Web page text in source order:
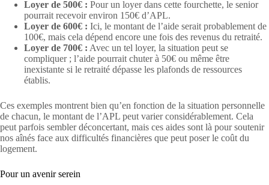
Loyer de 500€ : Pour un loyer dans cette fourchette, le senior
pourrait recevoir environ 150€ d’APL.
Loyer de 600€ : Ici, le montant de l’aide serait probablement de
100€, mais cela dépend encore une fois des revenus du retraité.
Loyer de 700€ : Avec un tel loyer, la situation peut se
compliquer ; l’aide pourrait chuter à 50€ ou même être
inexistante si le retraité dépasse les plafonds de ressources
établis.
Ces exemples montrent bien qu’en fonction de la situation personnelle
de chacun, le montant de l’APL peut varier considérablement. Cela
peut parfois sembler déconcertant, mais ces aides sont là pour soutenir
nos aînés face aux difficultés financières que peut poser le coût du
logement.
Pour un avenir serein